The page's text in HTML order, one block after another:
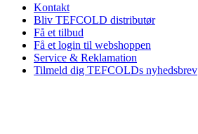
Kontakt
Bliv TEFCOLD distributør
Få et tilbud
Få et login til webshoppen
Service & Reklamation
Tilmeld dig TEFCOLDs nyhedsbrev